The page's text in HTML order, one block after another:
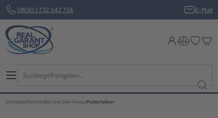
0800 / 732 542 726 E-Mail
Startseite Werbeartikel und Give-Aways Parkscheiben